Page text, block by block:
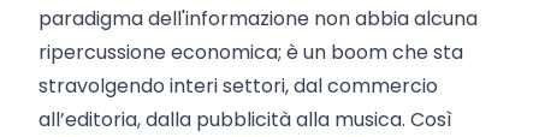
paradigma dell'informazione non abbia alcuna
ripercussione economica; è un boom che sta
stravolgendo interi settori, dal commercio
all’editoria, dalla pubblicità alla musica. Così